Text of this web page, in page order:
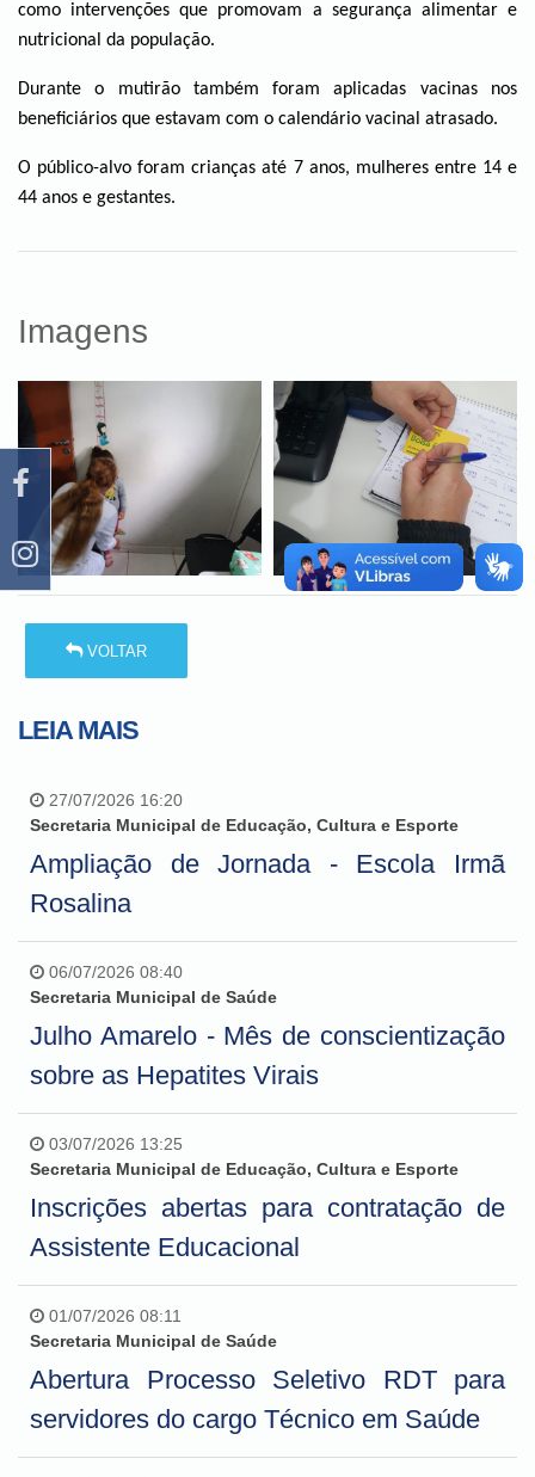
como intervenções que promovam a segurança alimentar e
nutricional da população.
Durante o mutirão também foram aplicadas vacinas nos
beneficiários que estavam com o calendário vacinal atrasado.
O público-alvo foram crianças até 7 anos, mulheres entre 14 e
44 anos e gestantes.
Imagens
VOLTAR
LEIA MAIS
27/07/2026 16:20
Secretaria Municipal de Educação, Cultura e Esporte
Ampliação de Jornada - Escola Irmã
Rosalina
06/07/2026 08:40
Secretaria Municipal de Saúde
Julho Amarelo - Mês de conscientização
sobre as Hepatites Virais
03/07/2026 13:25
Secretaria Municipal de Educação, Cultura e Esporte
Inscrições abertas para contratação de
Assistente Educacional
01/07/2026 08:11
Secretaria Municipal de Saúde
Abertura Processo Seletivo RDT para
servidores do cargo Técnico em Saúde